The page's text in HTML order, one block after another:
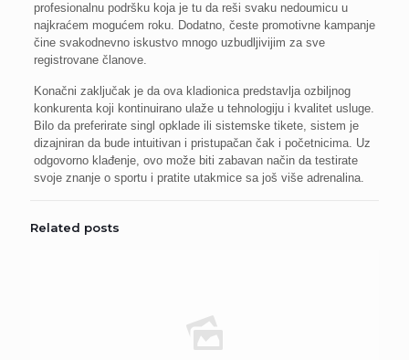
profesionalnu podršku koja je tu da reši svaku nedoumicu u
najkraćem mogućem roku. Dodatno, česte promotivne kampanje
čine svakodnevno iskustvo mnogo uzbudljivijim za sve
registrovane članove.
Konačni zaključak je da ova kladionica predstavlja ozbiljnog
konkurenta koji kontinuirano ulaže u tehnologiju i kvalitet usluge.
Bilo da preferirate singl opklade ili sistemske tikete, sistem je
dizajniran da bude intuitivan i pristupačan čak i početnicima. Uz
odgovorno klađenje, ovo može biti zabavan način da testirate
svoje znanje o sportu i pratite utakmice sa još više adrenalina.
Related posts